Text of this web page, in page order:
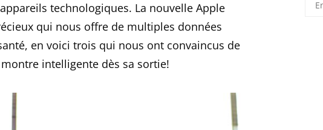
technologiques. La nouvelle Apple
qui nous offre de multiples données
en voici trois qui nous ont convaincus de
intelligente dès sa sortie!